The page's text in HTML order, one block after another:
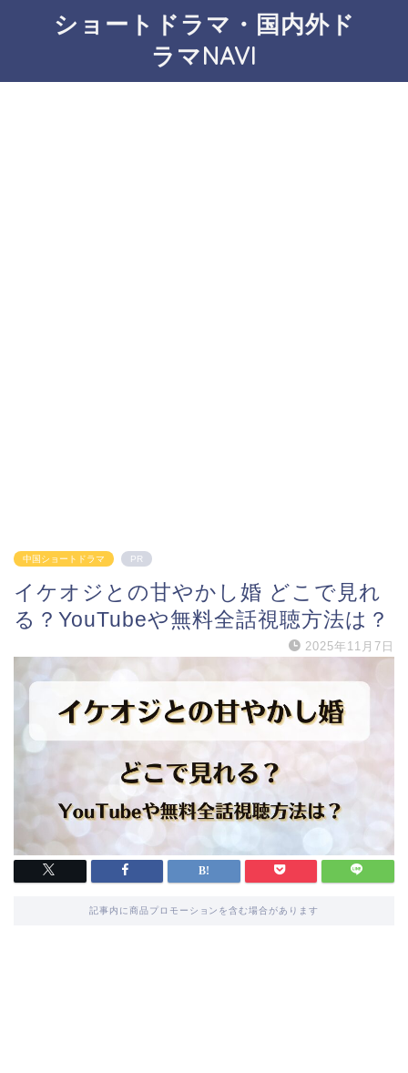
ショートドラマ・国内外ド
ラマNAVI
中国ショートドラマ PR
イケオジとの甘やかし婚 どこで見れ
る？YouTubeや無料全話視聴方法は？
2025年11月7日
記事内に商品プロモーションを含む場合があります